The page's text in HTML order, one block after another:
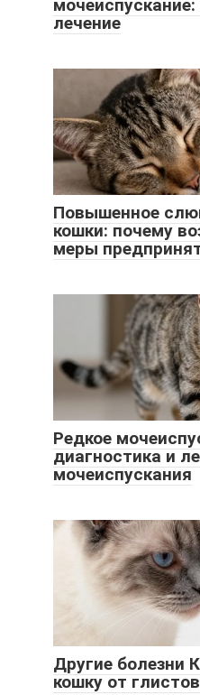
лечение
Повышенное
кошки: почему
меры
Редкое
диагностика и
мочеиспускания
Другие болезни
кошку от